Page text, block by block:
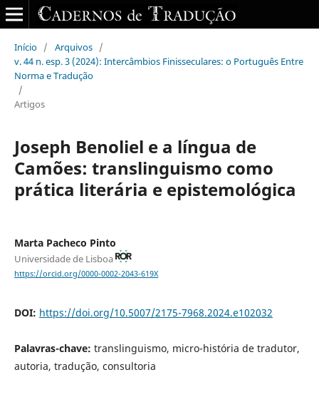
Início / Arquivos /
v. 44 n. esp. 3 (2024): Intercâmbios Finisseculares: o Português Entre
Norma e Tradução
/
Artigos
Joseph Benoliel e a língua de
Camões: translinguismo como
prática literária e epistemológica
Marta Pacheco Pinto
Universidade de Lisboa
https://orcid.org/0000-0002-2043-619X
DOI: https://doi.org/10.5007/2175-7968.2024.e102032
Palavras-chave: translinguismo, micro-história de tradutor,
autoria, tradução, consultoria